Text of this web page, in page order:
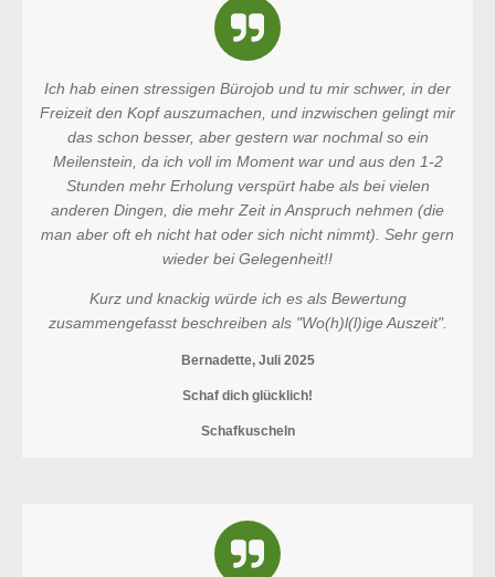
Ich hab einen stressigen Bürojob und tu mir schwer, in der
Freizeit den Kopf auszumachen, und inzwischen gelingt mir
das schon besser, aber gestern war nochmal so ein
Meilenstein, da ich voll im Moment war und aus den 1-2
Stunden mehr Erholung verspürt habe als bei vielen
anderen Dingen, die mehr Zeit in Anspruch nehmen (die
man aber oft eh nicht hat oder sich nicht nimmt). Sehr gern
wieder bei Gelegenheit!!
Kurz und knackig würde ich es als Bewertung
zusammengefasst beschreiben als "Wo(h)l(l)ige Auszeit".
Bernadette, Juli 2025
Schaf dich glücklich!
Schafkuscheln